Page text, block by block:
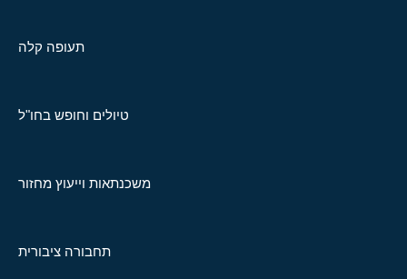
תעופה קלה
טיולים וחופש בחו"ל
משכנתאות וייעוץ מחזור
תחבורה ציבורית